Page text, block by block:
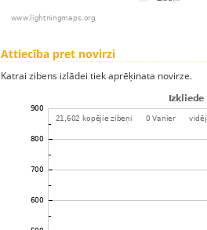
Attiecība pret novirzi
Katrai zibens izlādei tiek aprēķinata novirze.